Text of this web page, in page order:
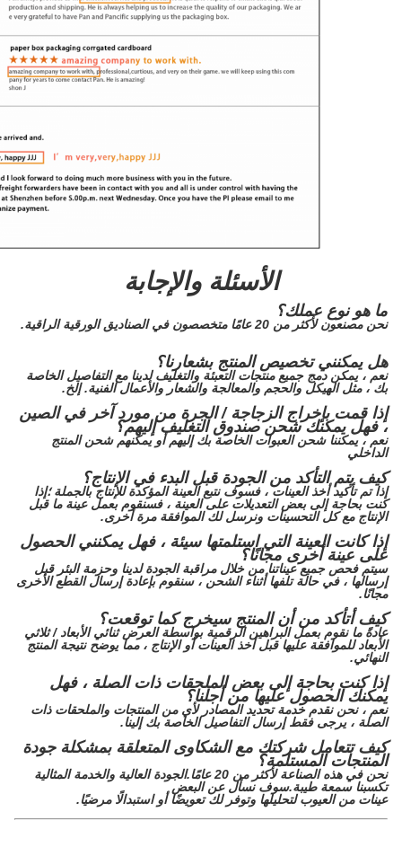
الأسئلة والإجابة
ما هو نوع عملك؟
نحن مصنعون لأكثر من 20 عامًا متخصصون في الصناديق الورقية الراقية.
هل يمكنني تخصيص المنتج بشعارنا؟
نعم ، يمكن دمج جميع منتجات التعبئة والتغليف لدينا مع التفاصيل الخاصة
بك ، مثل الهيكل والحجم والمعالجة والشعار والأعمال الفنية. إلخ.
إذا قمت بإخراج الزجاجة / الجرة من مورد آخر في الصين
، فهل يمكنك شحن صندوق التغليف إليهم؟
نعم ، يمكننا شحن العبوات الخاصة بك إليهم أو يمكنهم شحن المنتج
الداخلي
كيف يتم التأكد من الجودة قبل البدء في الإنتاج؟
إذا تم تأكيد أخذ العينات ، فسوف نتبع العينة المؤكدة للإنتاج بالجملة ؛إذا
كنت بحاجة إلى بعض التعديلات على العينة ، فسنقوم بعمل عينة ما قبل
الإنتاج مع كل التحسينات ونرسل لك الموافقة مرة أخرى.
إذا كانت العينة التي استلمتها سيئة ، فهل يمكنني الحصول
على عينة أخرى مجانًا؟
سيتم فحص جميع عيناتنا من خلال مراقبة الجودة لدينا وحزمة البئر قبل
إرسالها ، في حالة تلفها أثناء الشحن ، سنقوم بإعادة إرسال القطع الأخرى
مجانًا.
كيف أتأكد من أن المنتج سيخرج كما توقعت؟
عادةً ما نقوم بعمل البراهين الرقمية بواسطة العرض ثنائي الأبعاد / ثلاثي
الأبعاد للموافقة عليها قبل أخذ العينات أو الإنتاج ، مما يوضح نتيجة المنتج
النهائي.
إذا كنت بحاجة إلى بعض الملحقات ذات الصلة ، فهل
يمكنك الحصول عليها من أجلنا؟
نعم ، نحن نقدم خدمة تحديد المصادر لأي من المنتجات والملحقات ذات
الصلة ، يرجى فقط إرسال التفاصيل الخاصة بك إلينا.
كيف تتعامل شركتك مع الشكاوى المتعلقة بمشكلة جودة
المنتجات المستلمة؟
نحن في هذه الصناعة لأكثر من 20 عامًا.الجودة العالية والخدمة المثالية
تكسبنا سمعة طيبة.سوف نسأل عن البعض
عينات من العيوب لتحليلها وتوفر لك تعويضًا أو استبدالًا مرضيًا.